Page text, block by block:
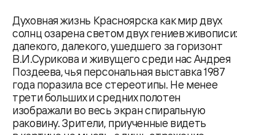
Духовная жизнь Красноярска как мир двух
солнц озарена светом двух гениев живописи:
далекого, далекого, ушедшего за горизонт
В.И.Сурикова и живущего среди нас Андрея
Поздеева, чья персональная выставка 1987
года поразила все стереотипы. Не менее
трети больших и средних полотен
изображали во весь экран спиральную
раковину. Зрители, приученные видеть